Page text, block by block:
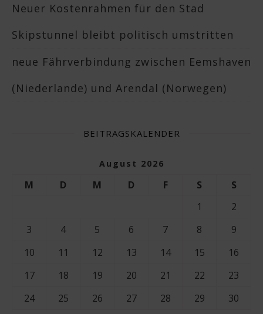
Neuer Kostenrahmen für den Stad
Skipstunnel bleibt politisch umstritten
neue Fährverbindung zwischen Eemshaven
(Niederlande) und Arendal (Norwegen)
BEITRAGSKALENDER
August 2026
M D M D F S
S
1
2
3
4 5 6 7 8
9
10
11 12 13 14 15
16
17
18 19 20 21 22
23
24
25 26 27 28 29 30